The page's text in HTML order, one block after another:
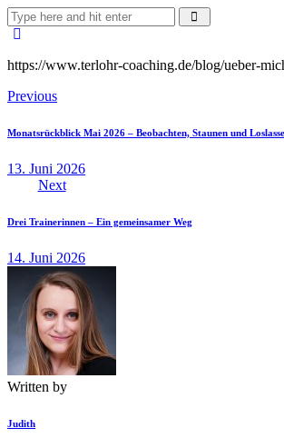
https://www.terlohr-coaching.de/blog/ueber-
Beitragsnavigation
Previous
Monatsrückblick Mai 2026 – Beobachten, Staunen und
13. Juni 2026
Next
Drei Trainerinnen – Ein gemeinsamer Weg
14. Juni 2026
Written by
Judith